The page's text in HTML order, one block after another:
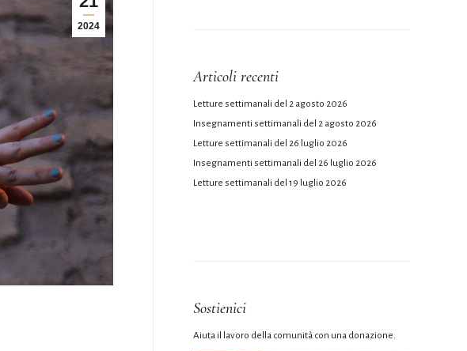
2024
Articoli recenti
Letture settimanali del 2 agosto 2026
Insegnamenti settimanali del 2 agosto 2026
Letture settimanali del 26 luglio 2026
Insegnamenti settimanali del 26 luglio 2026
Letture settimanali del 19 luglio 2026
Sostienici
Aiuta il lavoro della comunità con una donazione.